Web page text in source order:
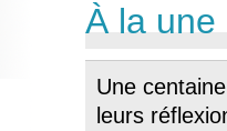
À la une
Une
leurs